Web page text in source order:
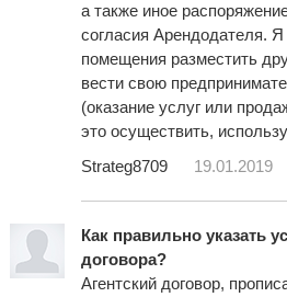
а также иное
согласия Арендодателя. Я
помещения разместить
вести свою
(оказание услуг или
это осуществить,
Strateg8709
19.01.2019
Как правильно указать
договора?
Агентский договор,